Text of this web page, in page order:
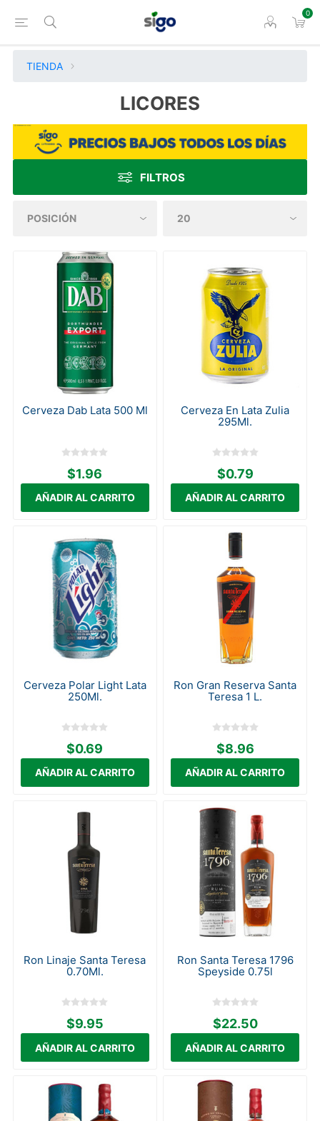
0
TIENDA
LICORES
FILTROS
Cerveza Dab Lata 500 Ml
$1.96
Cerveza En Lata Zulia
295Ml.
$0.79
Cerveza Polar Light Lata
250Ml.
$0.69
Ron Gran Reserva Santa
Teresa 1 L.
$8.96
Ron Linaje Santa Teresa
0.70Ml.
$9.95
Ron Santa Teresa 1796
Speyside 0.75l
$22.50